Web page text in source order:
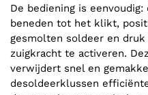
De bediening is
beneden tot het klikt,
gesmolten soldeer en
zuigkracht te activeren.
verwijdert snel en
desoldeerklussen